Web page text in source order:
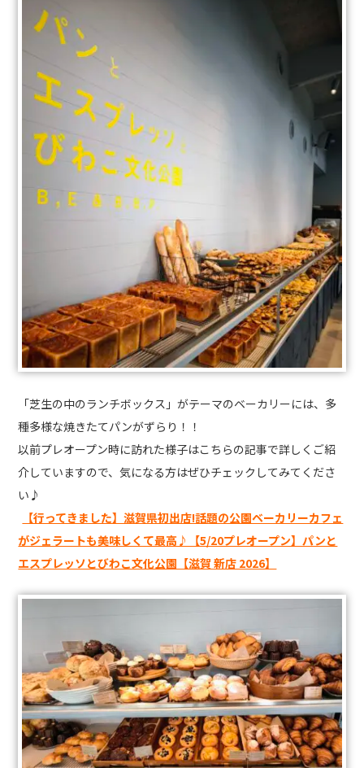
「芝生の中のランチボックス」がテーマのベーカリーには、多
種多様な焼きたてパンがずらり！！
以前プレオープン時に訪れた様子はこちらの記事で詳しくご紹
介していますので、気になる方はぜひチェックしてみてくださ
い♪
【行ってきました】滋賀県初出店!話題の公園ベーカリーカフェ
がジェラートも美味しくて最高♪【5/20プレオープン】パンと
エスプレッソとびわこ文化公園【滋賀 新店 2026】